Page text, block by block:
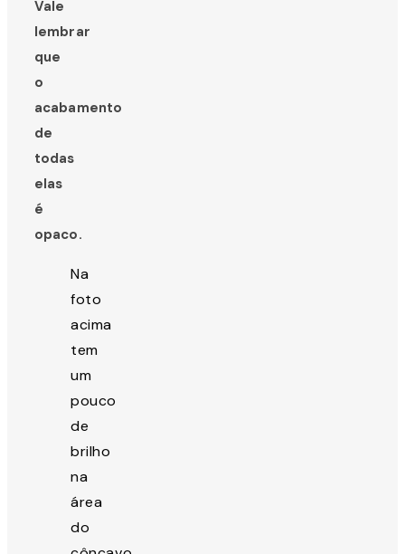
Vale
lembrar
que
o
acabamento
de
todas
elas
é
opaco.
Na
foto
acima
tem
um
pouco
de
brilho
na
área
do